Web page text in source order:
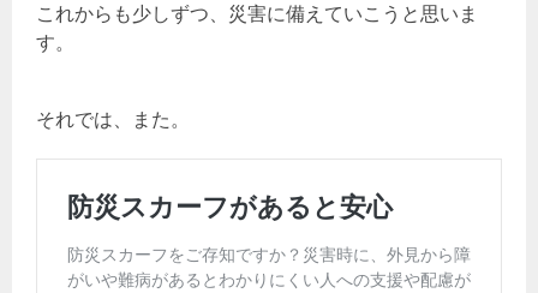
これからも少しずつ、災害に備えていこうと思いま
す。
それでは、また。